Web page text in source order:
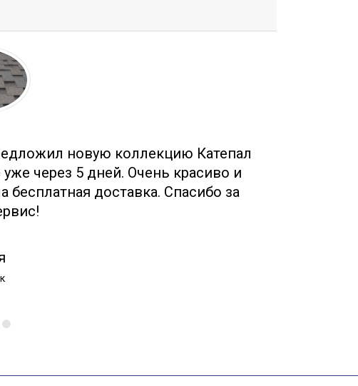
новую коллекцию Катепал
через 5 дней. Очень красиво и
бесплатная доставка. Спасибо за